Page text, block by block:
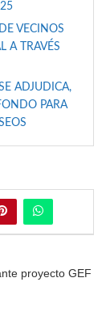
VECINOS
A TRAVÉS
ADJUDICA,
PARA
proyecto GEF